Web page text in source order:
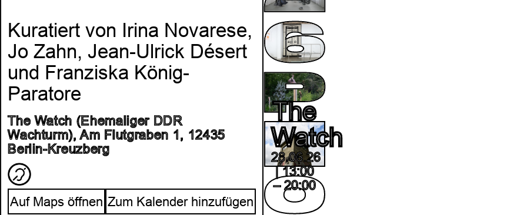
Kuratiert von Irina Novarese,
Jo Zahn, Jean-Ulrick Désert
und Franziska König-
Paratore
The Watch (Ehemaliger DDR
Wachturm), Am Flutgraben 1, 12435
Berlin-Kreuzberg
Auf Maps öffnen Zum Kalender hinzufügen
The
Watch
28.06.26
| 13:00
– 20:00